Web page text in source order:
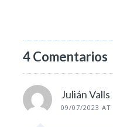
4 Comentarios
Julián Valls
09/07/2023 AT